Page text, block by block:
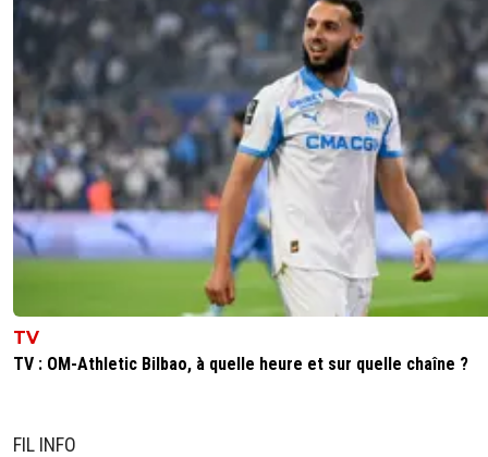
TV
TV : OM-Athletic Bilbao, à quelle heure et sur quelle chaîne ?
FIL INFO